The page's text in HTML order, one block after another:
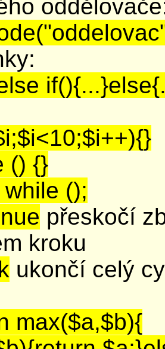
() {}
();
přeskočí
kroku
ukončí celý
max($a,$b){